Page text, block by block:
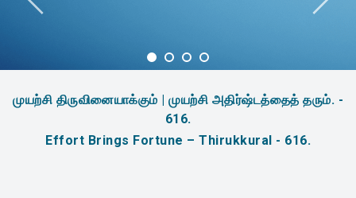
முயற்சி திருவினையாக்கும் | முயற்சி அதிர்ஷ்டத்தைத் தரும். -
616.
Effort Brings Fortune – Thirukkural - 616.